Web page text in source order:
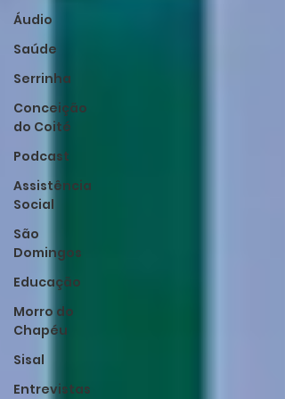
Áudio
Saúde
Serrinha
Conceição
do Coité
Podcast
Assistência
Social
São
Domingos
Educação
Morro do
Chapéu
Sisal
Entrevistas